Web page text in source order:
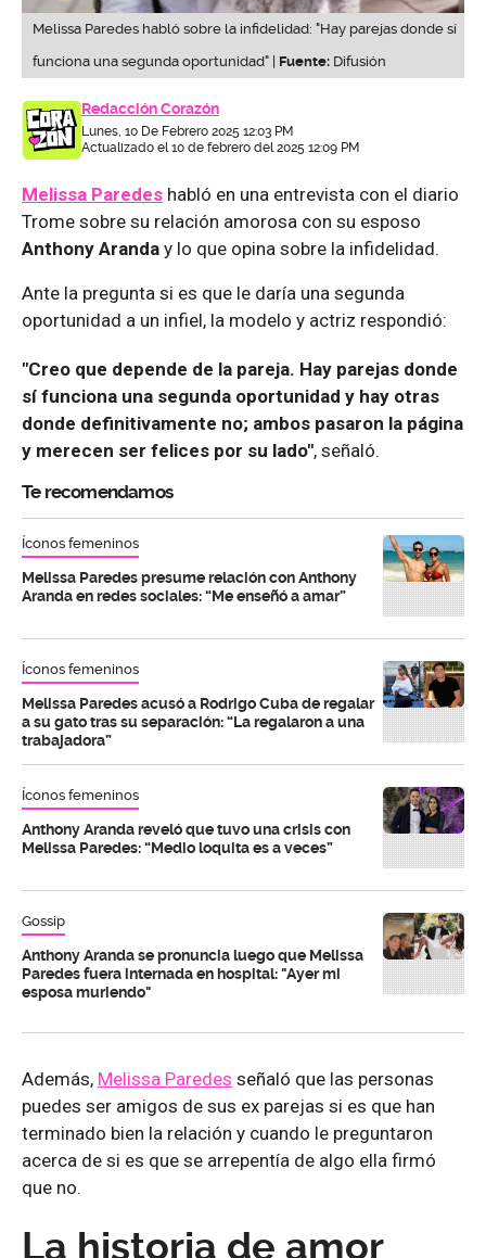
Melissa Paredes habló sobre la infidelidad: "Hay parejas donde sí
funciona una segunda oportunidad" | Fuente: Difusión
Redacción Corazón
Lunes, 10 De Febrero 2025 12:03 PM
Actualizado el 10 de febrero del 2025 12:09 PM
Melissa Paredes habló en una entrevista con el diario
Trome sobre su relación amorosa con su esposo
Anthony Aranda y lo que opina sobre la infidelidad.
Ante la pregunta si es que le daría una segunda
oportunidad a un infiel, la modelo y actriz respondió:
"Creo que depende de la pareja. Hay parejas donde
sí funciona una segunda oportunidad y hay otras
donde definitivamente no; ambos pasaron la página
y merecen ser felices por su lado", señaló.
Te recomendamos
Íconos femeninos
Melissa Paredes presume relación con Anthony
Aranda en redes sociales: “Me enseñó a amar”
Íconos femeninos
Melissa Paredes acusó a Rodrigo Cuba de regalar
a su gato tras su separación: “La regalaron a una
trabajadora”
Íconos femeninos
Anthony Aranda reveló que tuvo una crisis con
Melissa Paredes: “Medio loquita es a veces”
Gossip
Anthony Aranda se pronuncia luego que Melissa
Paredes fuera internada en hospital: "Ayer mi
esposa muriendo"
Además, Melissa Paredes señaló que las personas
puedes ser amigos de sus ex parejas si es que han
terminado bien la relación y cuando le preguntaron
acerca de si es que se arrepentía de algo ella firmó
que no.
La historia de amor